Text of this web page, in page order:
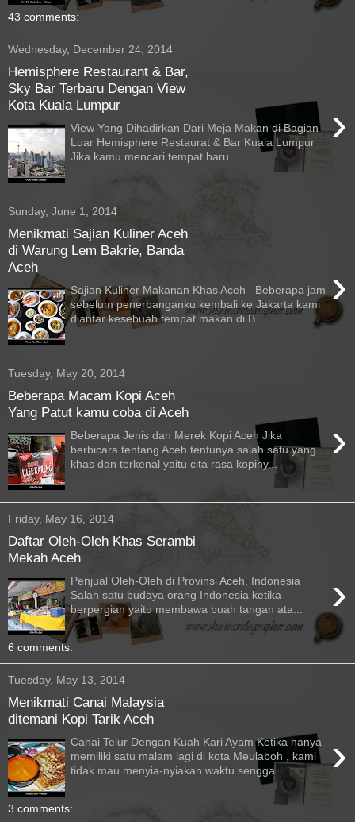
43 comments:
Wednesday, December 24, 2014
Hemisphere Restaurant & Bar,
Sky Bar Terbaru Dengan View
Kota Kuala Lumpur
›
View Yang Dihadirkan Dari Meja Makan di Bagian
Luar Hemisphere Restaurat & Bar Kuala Lumpur
Jika kamu mencari tempat baru ...
Sunday, June 1, 2014
Menikmati Sajian Kuliner Aceh
di Warung Lem Bakrie, Banda
Aceh
›
Sajian Kuliner Makanan Khas Aceh Beberapa jam
sebelum penerbanganku kembali ke Jakarta kami
diantar kesebuah tempat makan di B...
Tuesday, May 20, 2014
Beberapa Macam Kopi Aceh
Yang Patut kamu coba di Aceh
›
Beberapa Jenis dan Merek Kopi Aceh Jika
berbicara tentang Aceh tentunya salah satu yang
khas dan terkenal yaitu cita rasa kopiny...
Friday, May 16, 2014
Daftar Oleh-Oleh Khas Serambi
Mekah Aceh
›
Penjual Oleh-Oleh di Provinsi Aceh, Indonesia
Salah satu budaya orang Indonesia ketika
berpergian yaitu membawa buah tangan ata...
6 comments:
Tuesday, May 13, 2014
Menikmati Canai Malaysia
ditemani Kopi Tarik Aceh
›
Canai Telur Dengan Kuah Kari Ayam Ketika hanya
memiliki satu malam lagi di kota Meulaboh , kami
tidak mau menyia-nyiakan waktu sengga...
3 comments: